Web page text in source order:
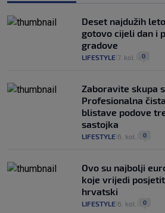
Deset najdužih
gotovo cijeli dan i
gradove
LIFESTYLE 7. kol. 0
Zaboravite skupa
Profesionalna
blistave podove
sastojka
LIFESTYLE 6. kol. 0
Ovo su najbolji
koje vrijedi
hrvatski
LIFESTYLE 6. kol. 0